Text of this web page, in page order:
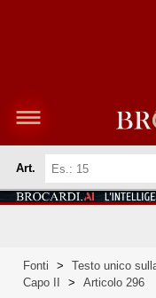
Art.
Fonti > Testo unico
Capo II
> Articolo 296